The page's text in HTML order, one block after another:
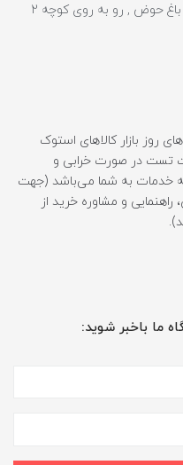
فارس - شیراز - بلوار زرهی , میدان باغ حوض , رو به روی کوچه 2
روز بازار کالاهای استوک
همراه با 7 روز مهلت تست در صورت خرابی و
خدمات به شما می‌باشد (جهت
و مشاوره خرید از
ما باخبر شوید: